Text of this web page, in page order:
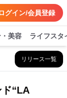
グイン/会員登録
美容 ライフスタ
リリース一覧
“LA